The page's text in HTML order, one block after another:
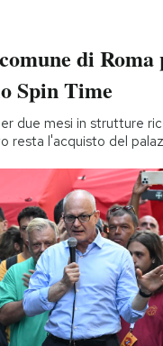
di Roma
Spin Time
due mesi in strutture
resta l'acquisto del